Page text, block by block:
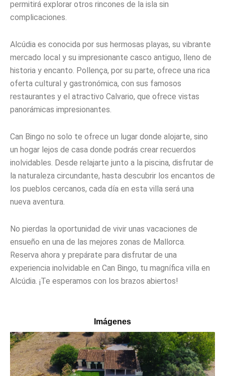
permitirá explorar otros rincones de la isla sin
complicaciones.
Alcúdia es conocida por sus hermosas playas, su vibrante
mercado local y su impresionante casco antiguo, lleno de
historia y encanto. Pollença, por su parte, ofrece una rica
oferta cultural y gastronómica, con sus famosos
restaurantes y el atractivo Calvario, que ofrece vistas
panorámicas impresionantes.
Can Bingo no solo te ofrece un lugar donde alojarte, sino
un hogar lejos de casa donde podrás crear recuerdos
inolvidables. Desde relajarte junto a la piscina, disfrutar de
la naturaleza circundante, hasta descubrir los encantos de
los pueblos cercanos, cada día en esta villa será una
nueva aventura.
No pierdas la oportunidad de vivir unas vacaciones de
ensueño en una de las mejores zonas de Mallorca.
Reserva ahora y prepárate para disfrutar de una
experiencia inolvidable en Can Bingo, tu magnífica villa en
Alcúdia. ¡Te esperamos con los brazos abiertos!
Imágenes